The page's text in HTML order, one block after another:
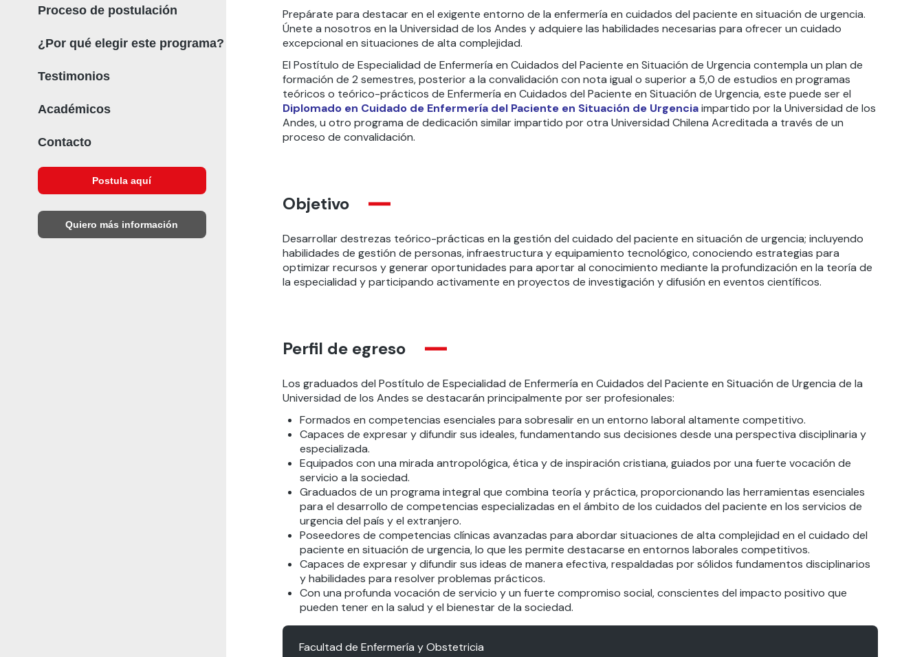
Proceso de postulación
¿Por qué elegir este programa?
Testimonios
Académicos
Contacto
Postula aquí
Quiero más información
Prepárate para destacar en el exigente entorno de la enfermería en cuidados del paciente en situación de urgencia.
Únete a nosotros en la Universidad de los Andes y adquiere las habilidades necesarias para ofrecer un cuidado
excepcional en situaciones de alta complejidad.
El Postítulo de Especialidad de Enfermería en Cuidados del Paciente en Situación de Urgencia contempla un plan de
formación de 2 semestres, posterior a la convalidación con nota igual o superior a 5,0 de estudios en programas
teóricos o teórico-prácticos de Enfermería en Cuidados del Paciente en Situación de Urgencia, este puede ser el
Diplomado en Cuidado de Enfermería del Paciente en Situación de Urgenciaimpartido por la Universidad de los
Andes, u otro programa de dedicación similar impartido por otra Universidad Chilena Acreditada a través de un
proceso de convalidación.
Objetivo
Desarrollar destrezas teórico-prácticas en la gestión del cuidado del paciente en situación de urgencia; incluyendo
habilidades de gestión de personas, infraestructura y equipamiento tecnológico, conociendo estrategias para
optimizar recursos y generar oportunidades para aportar al conocimiento mediante la profundización en la teoría de
la especialidad y participando activamente en proyectos de investigación y difusión en eventos científicos.
Perfil de egreso
Los graduados del Postítulo de Especialidad de Enfermería en Cuidados del Paciente en Situación de Urgencia de la
Universidad de los Andes se destacarán principalmente por ser profesionales:
Formados en competencias esenciales para sobresalir en un entorno laboral altamente competitivo.
Capaces de expresar y difundir sus ideales, fundamentando sus decisiones desde una perspectiva disciplinaria y
especializada.
Equipados con una mirada antropológica, ética y de inspiración cristiana, guiados por una fuerte vocación de
servicio a la sociedad.
Graduados de un programa integral que combina teoría y práctica, proporcionando las herramientas esenciales
para el desarrollo de competencias especializadas en el ámbito de los cuidados del paciente en los servicios de
urgencia del país y el extranjero.
Poseedores de competencias clínicas avanzadas para abordar situaciones de alta complejidad en el cuidado del
paciente en situación de urgencia, lo que les permite destacarse en entornos laborales competitivos.
Capaces de expresar y difundir sus ideas de manera efectiva, respaldadas por sólidos fundamentos disciplinarios
y habilidades para resolver problemas prácticos.
Con una profunda vocación de servicio y un fuerte compromiso social, conscientes del impacto positivo que
pueden tener en la salud y el bienestar de la sociedad.
Facultad de Enfermería y Obstetricia